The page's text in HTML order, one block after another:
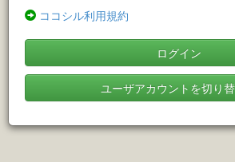
ココシル利用規約
ログイン
ユーザアカウントを切り